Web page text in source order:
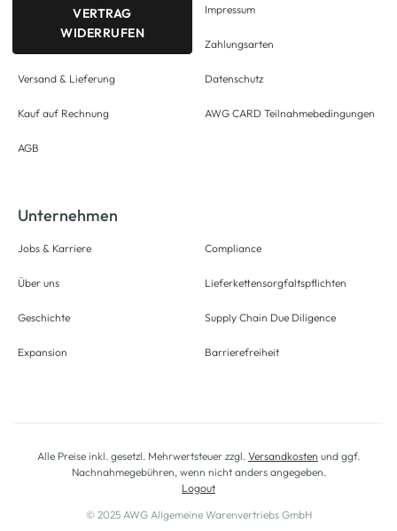
VERTRAG
WIDERRUFEN
Versand & Lieferung
Kauf auf Rechnung
AGB
Impressum
Zahlungsarten
Datenschutz
AWG CARD Teilnahmebedingungen
Unternehmen
Jobs & Karriere
Über uns
Geschichte
Expansion
Compliance
Lieferkettensorgfaltspflichten
Supply Chain Due Diligence
Barrierefreiheit
Alle Preise inkl. gesetzl. Mehrwertsteuer zzgl. Versandkosten und ggf.
Nachnahmegebühren, wenn nicht anders angegeben.
Logout
© 2025 AWG Allgemeine Warenvertriebs GmbH